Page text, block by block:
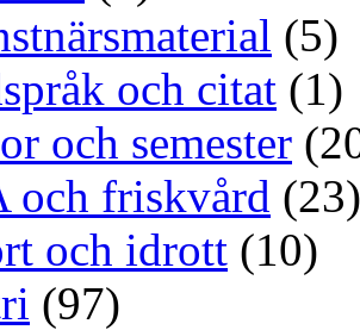
(5)
och citat (1)
och semester
och friskvård (23)
och idrott (10)
(97)